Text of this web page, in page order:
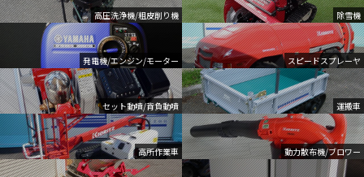
高圧洗浄機/粗皮削り機 除雪機
発電機/エンジン/モーター スピードスプレーヤ
セット動噴/背負動噴 運搬車
高所作業車 動力散布機/ブロワー